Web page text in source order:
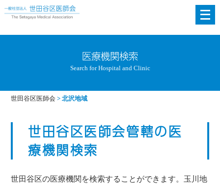
メ
ニ
く
医療機関検索
Search for Hospital and Clinic
世田谷区医師会 >北沢地域
世田谷区医師会管轄の医
療機関検索
世田谷区の医療機関を検索することができます。玉川地